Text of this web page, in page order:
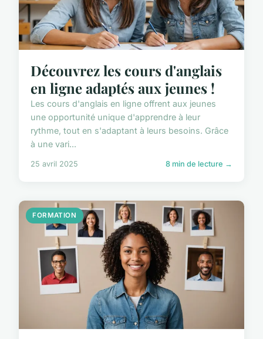
Découvrez les cours d'anglais
en ligne adaptés aux jeunes !
Les cours d'anglais en ligne offrent aux jeunes
une opportunité unique d'apprendre à leur
rythme, tout en s'adaptant à leurs besoins. Grâce
à une vari...
25 avril 2025 8 min de lecture →
FORMATION